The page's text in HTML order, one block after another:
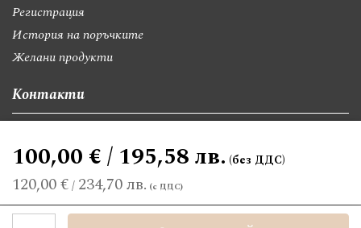
120,00 €/ 234,70 лв.
100,00 € / 195,58 лв.
Регистрация
История на поръчките
Желани продукти
Контакти
giftsbgnet@gmail.com
+359 89 9528300
+359 89 8580494
©2026 giftsbg.net. Всички права запазени.